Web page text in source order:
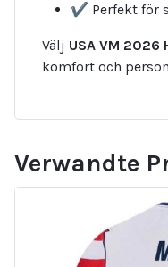
✔ Perfekt för
Välj USA VM 2026
komfort och
Verwandte